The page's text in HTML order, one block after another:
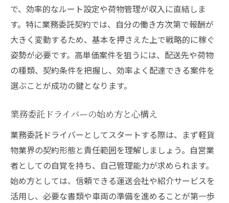
即日採用の流れと必要書類の確認事項
未経験者が即日採用される理由と強み
高単価案件を選ぶ軽貨物業務委託のコツ
高単価案件を見極める軽貨物の選び方
収入を最大化する案件の特徴と選択基準
ドライバーが重視すべき報酬体系の比較
高収入を目指す配達ルートの組み方とは
即日採用案件で収入アップするポイント
未経験からでも稼げる配達ドライバーの魅力
軽貨物ドライバー未経験でも始めやすい理
由
で、効率的なルート設定や荷物管理が収入に直結しま
す。特に業務委託契約では、自分の働き方次第で報酬が
大きく変動するため、基本を押さえた上で戦略的に稼ぐ
姿勢が必要です。高単価案件を狙うには、配送先や荷物
の種類、契約条件を把握し、効率よく配達できる案件を
選ぶことが成功の鍵となります。
業務委託ドライバーの始め方と心構え
業務委託ドライバーとしてスタートする際は、まず軽貨
物業界の契約形態と責任範囲を理解しましょう。自営業
者としての自覚を持ち、自己管理能力が求められます。
始め方としては、信頼できる運送会社や紹介サービスを
活用し、必要な書類や車両の準備を進めることが第一歩